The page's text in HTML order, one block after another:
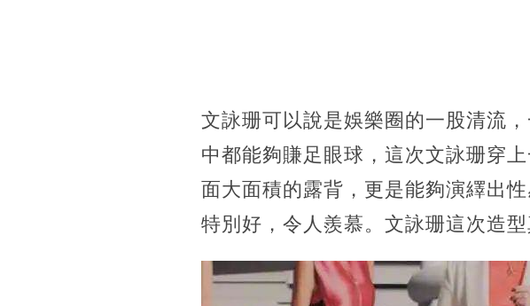
文詠珊可以說是娛樂圈的一股清流
中都能夠賺足眼球，這次文詠珊穿
面大面積的露背，更是能夠演繹出
特別好，令人羨慕。文詠珊這次造